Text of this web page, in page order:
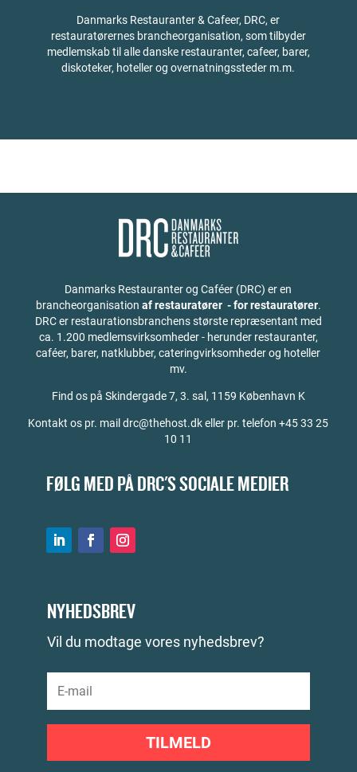
Danmarks Restauranter & Cafeer, DRC, er
restauratørernes brancheorganisation, som tilbyder
medlemskab til alle danske restauranter, cafeer, barer,
diskoteker, hoteller og overnatningssteder m.m.
Danmarks Restauranter og Caféer (DRC) er en
brancheorganisation af restauratører - for restauratører.
DRC er restaurationsbranchens største repræsentant med
ca. 1.200 medlemsvirksomheder - herunder restauranter,
caféer, barer, natklubber, cateringvirksomheder og hoteller
mv.
Find os på Skindergade 7, 3. sal, 1159 København K
Kontakt os pr. mail drc@thehost.dk eller pr. telefon +45 33 25
10 11
FØLG MED PÅ DRC'S SOCIALE MEDIER
NYHEDSBREV
Vil du modtage vores nyhedsbrev?
TILMELD